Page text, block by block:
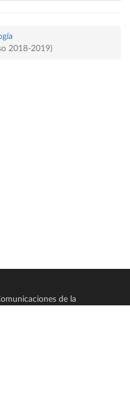
2018-2019)
de la